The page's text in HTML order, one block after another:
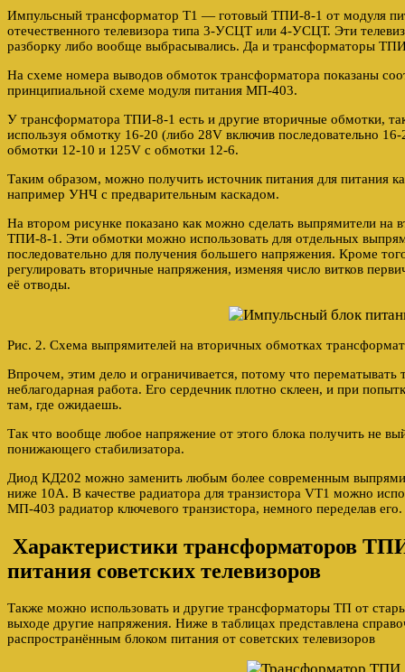
Импульсный трансформатор Т1 — готовый ТПИ-8-1 от модуля
отечественного телевизора типа 3-УСЦТ или 4-УСЦТ. Эти
разборку либо вообще выбрасывались. Да и трансформаторы
На схеме номера выводов обмоток трансформатора показаны
принципиальной схеме модуля питания МП-403.
У трансформатора ТПИ-8-1 есть и другие вторичные обмотки,
используя обмотку 16-20 (либо 28V включив последовательно
обмотки 12-10 и 125V с обмотки 12-6.
Таким образом, можно получить источник питания для питания
например УНЧ с предварительным каскадом.
На втором рисунке показано как можно сделать выпрямители на
ТПИ-8-1. Эти обмотки можно использовать для отдельных
последовательно для получения большего напряжения. Кроме
регулировать вторичные напряжения, изменяя число витков
её отводы.
Рис. 2. Схема выпрямителей на вторичных обмотках
Впрочем, этим дело и ограничивается, потому что
неблагодарная работа. Его сердечник плотно склеен, и при
там, где ожидаешь.
Так что вообще любое напряжение от этого блока получить не
понижающего стабилизатора.
Диод КД202 можно заменить любым более современным
ниже 10А. В качестве радиатора для транзистора VT1 можно
МП-403 радиатор ключевого транзистора, немного переделав его.
Характеристики трансформаторов
питания советских телевизоров
Также можно использовать и другие трансформаторы ТП от
выходе другие напряжения. Ниже в таблицах представлена
распространённым блоком питания от советских телевизоров